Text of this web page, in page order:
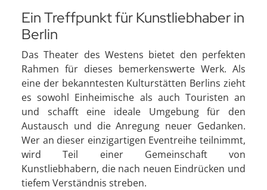
Ein Treffpunkt für Kunstliebhaber in
Berlin
Das Theater des Westens bietet den perfekten
Rahmen für dieses bemerkenswerte Werk. Als
eine der bekanntesten Kulturstätten Berlins zieht
es sowohl Einheimische als auch Touristen an
und schafft eine ideale Umgebung für den
Austausch und die Anregung neuer Gedanken.
Wer an dieser einzigartigen Eventreihe teilnimmt,
wird Teil einer Gemeinschaft von
Kunstliebhabern, die nach neuen Eindrücken und
tiefem Verständnis streben.